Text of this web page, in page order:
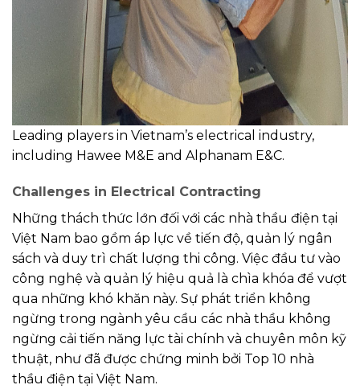
Leading players in Vietnam’s electrical industry,
including Hawee M&E and Alphanam E&C.
Challenges in Electrical Contracting
Những thách thức lớn đối với các nhà thầu điện tại
Việt Nam bao gồm áp lực về tiến độ, quản lý ngân
sách và duy trì chất lượng thi công. Việc đầu tư vào
công nghệ và quản lý hiệu quả là chìa khóa để vượt
qua những khó khăn này. Sự phát triển không
ngừng trong ngành yêu cầu các nhà thầu không
ngừng cải tiến năng lực tài chính và chuyên môn kỹ
thuật, như đã được chứng minh bởi Top 10 nhà
thầu điện tại Việt Nam.